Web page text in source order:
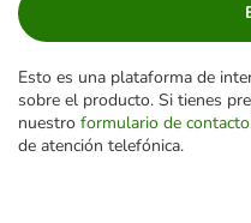
Esto es una plataforma de
sobre el producto. Si tienes
nuestro formulario de contacto
de atención telefónica.